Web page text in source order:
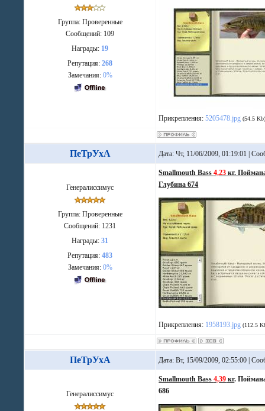
Группа: Проверенные
Сообщений: 109
Награды: 19
Репутация:268
Замечания: 0%
Прикрепления:5205478.jpg (54.5
ПеТрУхА Дата: Чт, 11/06/2009, 01:19:01 |
Генералиссимус
Группа: Проверенные
Сообщений: 1231
Награды:31
Репутация:483
Замечания: 0%
Smallmouth Bass4,23 кг.
Глубина 674
Прикрепления: 1958193.jpg (112.5
ПеТрУхА Дата: Вт, 15/09/2009, 02:55:00 |
Генералиссимус
Smallmouth Bass4,39 кг.
686